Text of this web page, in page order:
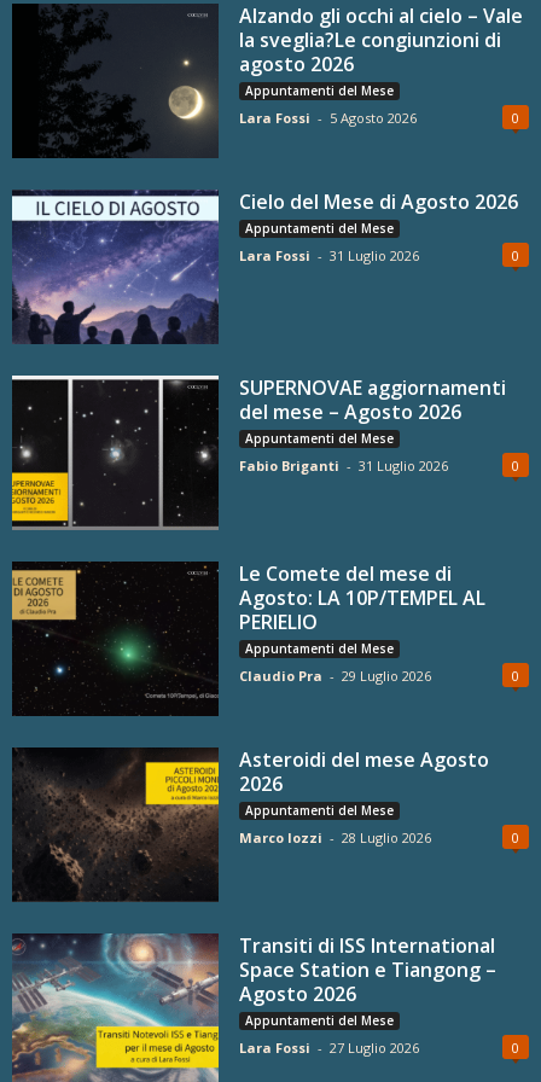
Alzando gli occhi al cielo – Vale
la sveglia?Le congiunzioni di
agosto 2026
Appuntamenti del Mese
Lara Fossi - 5 Agosto 2026 0
Cielo del Mese di Agosto 2026
Appuntamenti del Mese
Lara Fossi - 31 Luglio 2026 0
SUPERNOVAE aggiornamenti
del mese – Agosto 2026
Appuntamenti del Mese
Fabio Briganti - 31 Luglio 2026 0
Le Comete del mese di
Agosto: LA 10P/TEMPEL AL
PERIELIO
Appuntamenti del Mese
Claudio Pra - 29 Luglio 2026 0
Asteroidi del mese Agosto
2026
Appuntamenti del Mese
Marco Iozzi - 28 Luglio 2026 0
Transiti di ISS International
Space Station e Tiangong –
Agosto 2026
Appuntamenti del Mese
Lara Fossi - 27 Luglio 2026 0